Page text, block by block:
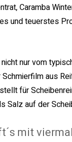
Caramba
und teuerstes
nur vom
aus
für
Salz auf der
mit